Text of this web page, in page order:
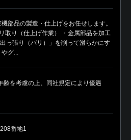
機部品の製造・仕上げをお任せします。
取り（仕上げ作業） ・金属部品を加工
っ張り（バリ）」を削って滑らかにす
グ...
齢を考慮の上、同社規定により優遇
番地1